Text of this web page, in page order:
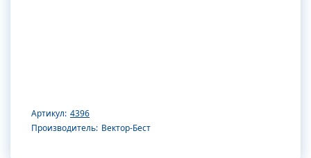
Артикул: 4396
Производитель: Вектор-Бест